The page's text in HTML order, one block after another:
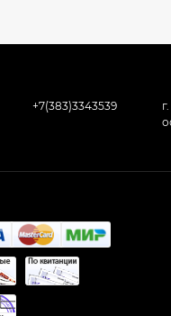
+7(383)3343539